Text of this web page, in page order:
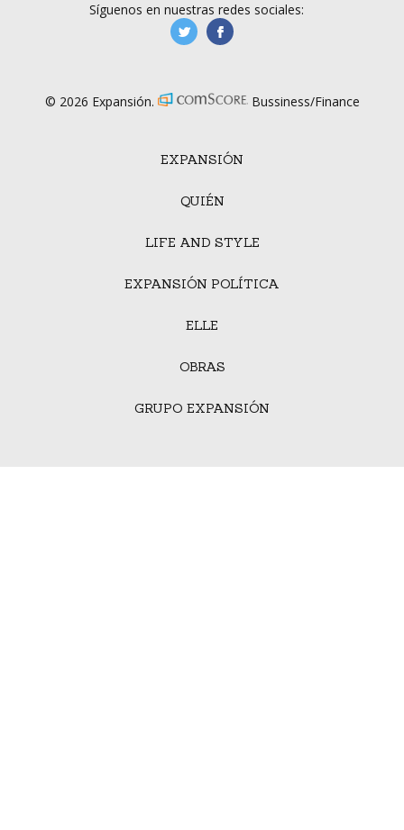
EXPANSIÓN
QUIÉN
LIFE AND STYLE
EXPANSIÓN POLÍTICA
ELLE
OBRAS
GRUPO EXPANSIÓN
Síguenos en nuestras redes sociales:
manufacturaGE
© 2026 Expansión. Bussiness/Finance